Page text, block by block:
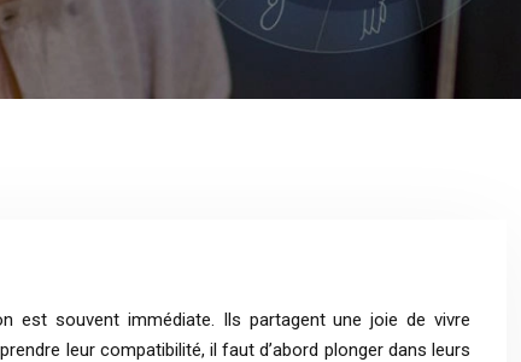
est souvent immédiate. Ils partagent une joie de vivre
leur compatibilité, il faut d’abord plonger dans leurs